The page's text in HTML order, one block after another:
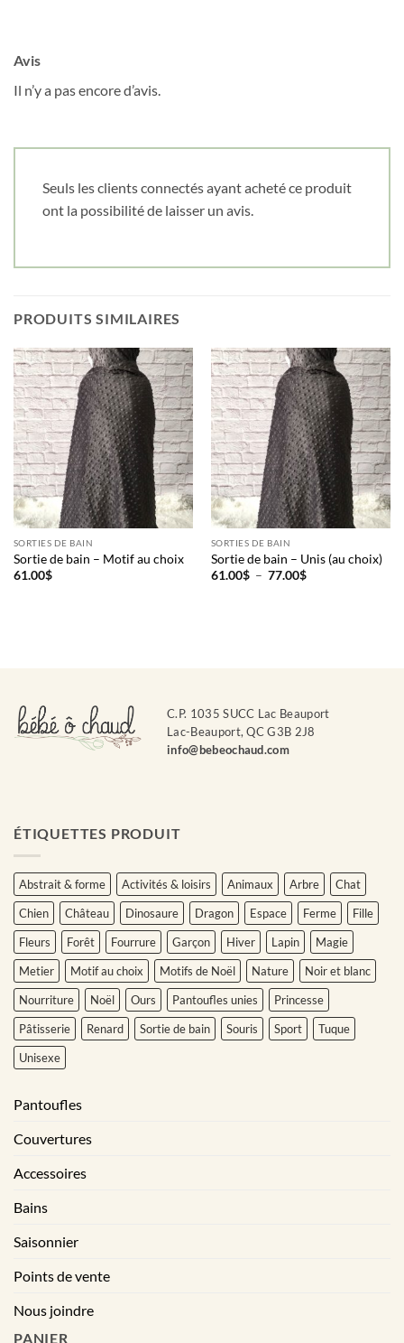
Avis
Il n’y a pas encore d’avis.
Seuls les clients connectés ayant acheté ce produit
ont la possibilité de laisser un avis.
PRODUITS SIMILAIRES
SORTIES DE BAIN
Sortie de bain – Motif au choix
61.00$
SORTIES DE BAIN
Sortie de bain – Unis (au choix)
61.00$ – 77.00$Plage
C.P. 1035 SUCC Lac Beauport
Lac-Beauport, QC G3B 2J8
info@bebeochaud.com
ÉTIQUETTES PRODUIT
Abstrait & forme Activités & loisirs Animaux Arbre
Chat
Chien
Château Dinosaure Dragon Espace Ferme
Fille
Fleurs
Forêt Fourrure Garçon Hiver Lapin
Magie
Metier
Motif au choix Motifs de Noël Nature
Noir et blanc
Nourriture
Noël Ours Pantoufles unies
Princesse
Pâtisserie
Renard Sortie de bain Souris Sport
Tuque
Unisexe
Pantoufles
Couvertures
Accessoires
Bains
Saisonnier
Points de vente
Nous joindre
PANIER
Cliquez ici pour obtenir votre 10%